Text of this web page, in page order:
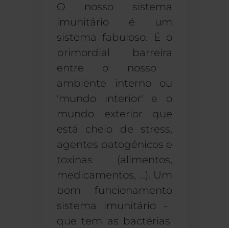
O nosso sistema
imunitário é um
sistema fabuloso. É o
primordial barreira
entre o nosso
ambiente interno ou
'mundo interior' e o
mundo exterior que
está cheio de stress,
agentes patogénicos e
toxinas (alimentos,
medicamentos, ...). Um
bom funcionamento
sistema imunitário
-
que tem as bactérias